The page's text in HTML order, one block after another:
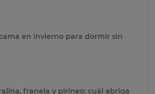
en invierno para dormir sin
franela y pirineo: cuál abriga